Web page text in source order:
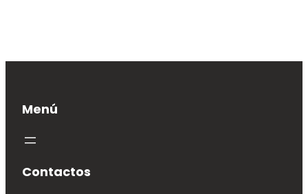
Menú
Contactos